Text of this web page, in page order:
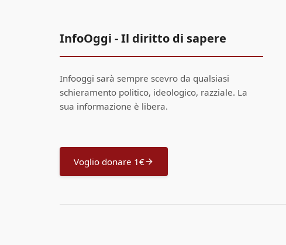
InfoOggi - Il diritto di sapere
Infooggi sarà sempre scevro da qualsiasi
schieramento politico, ideologico, razziale. La
sua informazione è libera.
Voglio donare 1€